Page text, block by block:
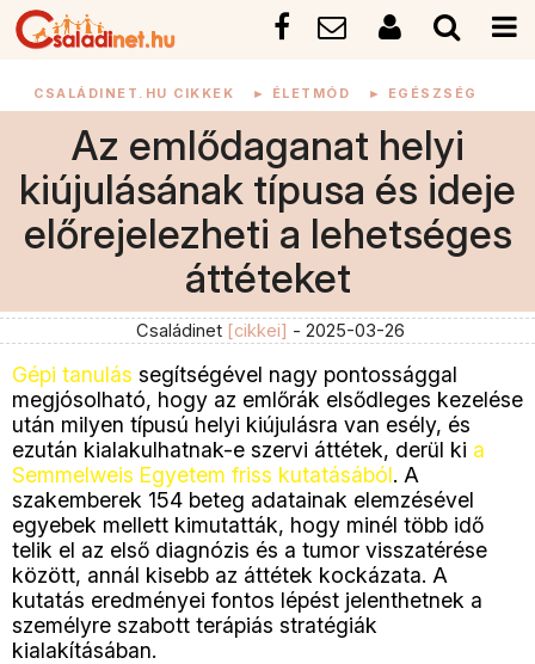
CSALÁDINET.HU CIKKEK ► ÉLETMÓD ► EGÉSZSÉG
Az emlődaganat helyi
kiújulásának típusa és ideje
előrejelezheti a lehetséges
áttéteket
Családinet [cikkei] - 2025-03-26
Gépi tanulás segítségével nagy pontossággal
megjósolható, hogy az emlőrák elsődleges kezelése
után milyen típusú helyi kiújulásra van esély, és
ezután kialakulhatnak-e szervi áttétek, derül ki a
Semmelweis Egyetem friss kutatásából. A
szakemberek 154 beteg adatainak elemzésével
egyebek mellett kimutatták, hogy minél több idő
telik el az első diagnózis és a tumor visszatérése
között, annál kisebb az áttétek kockázata. A
kutatás eredményei fontos lépést jelenthetnek a
személyre szabott terápiás stratégiák
kialakításában.